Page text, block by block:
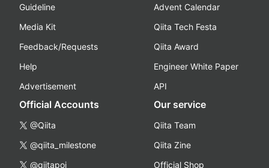
Guideline
Media Kit
Feedback/Requests
Help
Advertisement
Advent Calendar
Qiita Tech Festa
Qiita Award
Engineer White Paper
API
Official Accounts
@Qiita
@qiita_milestone
@qiitapoi
Our service
Qiita Team
Qiita Zine
Official Shop